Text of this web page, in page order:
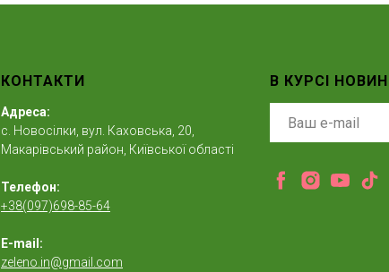
КОНТАКТИ
Адреса:
с. Новосілки, вул. Каховська, 20,
Макарівський район, Київської області
Телефон:
+38(097)698-85-64
E-mail:
zeleno.in@gmail.com
В КУРСІ НОВИН